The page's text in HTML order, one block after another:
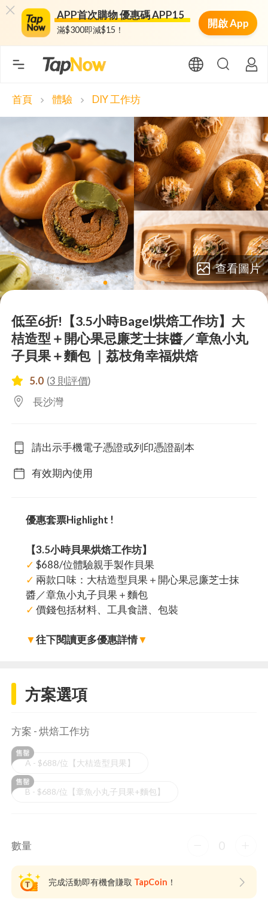
APP首次購物 優惠碼 APP15
滿$300即減$15！
開啟 App
首頁 chevron_right 體驗 chevron_right DIY 工作坊
lens lens lens lens lens lens lens
查看圖片
低至6折!【3.5小時Bagel烘焙工作坊】大
桔造型＋開心果忌廉芝士抹醬／章魚小丸
子貝果＋麵包 ｜荔枝角幸福烘焙
5.0 (3 則評價)
長沙灣
請出示手機電子憑證或列印憑證副本
有效期內使用
優惠套票Highlight !
【3.5小時貝果烘焙工作坊】
✓ $688/位體驗親手製作貝果
✓ 兩款口味：大桔造型貝果＋開心果忌廉芝士抹
醬／章魚小丸子貝果＋麵包
✓ 價錢包括材料、工具食譜、包裝
▼往下閱讀更多優惠詳情▼
方案選項
方案 - 烘焙工作坊
A - $688/位【大桔造型貝果】
B - $688/位【章魚小丸子貝果+麵包】
數量 0
完成活動即有機會賺取 TapCoin ！